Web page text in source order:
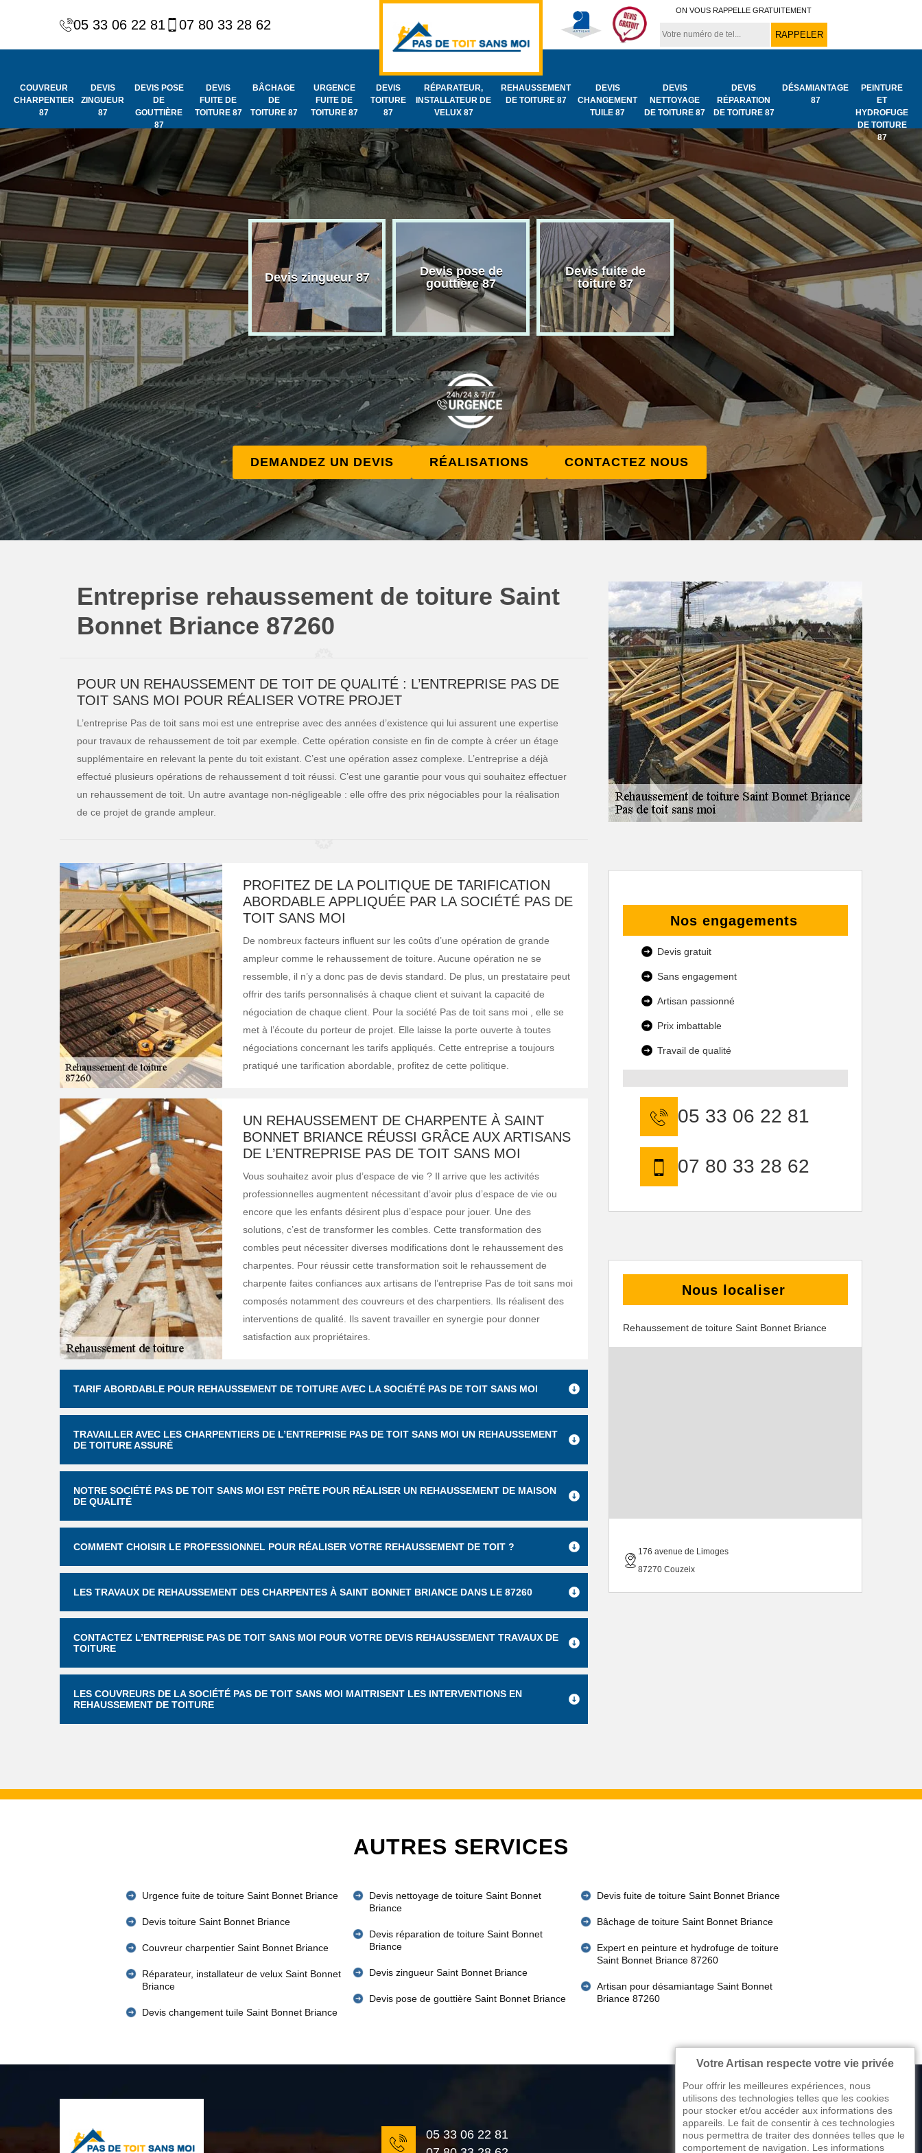
05 33 06 22 81 07 80 33 28 62
ON VOUS RAPPELLE GRATUITEMENT
COUVREUR
CHARPENTIER
87
DEVIS
ZINGUEUR
87
DEVIS POSE
DE
GOUTTIÈRE
87
DEVIS
FUITE DE
TOITURE 87
BÂCHAGE
DE
TOITURE 87
URGENCE
FUITE DE
TOITURE 87
DEVIS
TOITURE
87
RÉPARATEUR,
INSTALLATEUR DE
VELUX 87
REHAUSSEMENT
DE TOITURE 87
DEVIS
CHANGEMENT
TUILE 87
DEVIS
NETTOYAGE
DE TOITURE 87
DEVIS
RÉPARATION
DE TOITURE 87
DÉSAMIANTAGE
87
PEINTURE
ET
HYDROFUGE
DE TOITURE
87
et
de
Couvreur
charpentier 87
Devis zingueur 87
Devis pose de
gouttière 87
Devis fuite de
toiture 87
Bâchage de toiture
87
Urgence
toiture 87
DEMANDEZ UN DEVIS RÉALISATIONS CONTACTEZ NOUS
Entreprise rehaussement de toiture Saint
Bonnet Briance 87260
POUR UN REHAUSSEMENT DE TOIT DE QUALITÉ : L’ENTREPRISE PAS DE
TOIT SANS MOI POUR RÉALISER VOTRE PROJET
L’entreprise Pas de toit sans moi est une entreprise avec des années d’existence qui lui assurent une expertise
pour travaux de rehaussement de toit par exemple. Cette opération consiste en fin de compte à créer un étage
supplémentaire en relevant la pente du toit existant. C’est une opération assez complexe. L’entreprise a déjà
effectué plusieurs opérations de rehaussement d toit réussi. C’est une garantie pour vous qui souhaitez effectuer
un rehaussement de toit. Un autre avantage non-négligeable : elle offre des prix négociables pour la réalisation
de ce projet de grande ampleur.
PROFITEZ DE LA POLITIQUE DE TARIFICATION
ABORDABLE APPLIQUÉE PAR LA SOCIÉTÉ PAS DE
TOIT SANS MOI
De nombreux facteurs influent sur les coûts d’une opération de grande
ampleur comme le rehaussement de toiture. Aucune opération ne se
ressemble, il n’y a donc pas de devis standard. De plus, un prestataire peut
offrir des tarifs personnalisés à chaque client et suivant la capacité de
négociation de chaque client. Pour la société Pas de toit sans moi , elle se
met à l’écoute du porteur de projet. Elle laisse la porte ouverte à toutes
négociations concernant les tarifs appliqués. Cette entreprise a toujours
pratiqué une tarification abordable, profitez de cette politique.
UN REHAUSSEMENT DE CHARPENTE À SAINT
BONNET BRIANCE RÉUSSI GRÂCE AUX ARTISANS
DE L’ENTREPRISE PAS DE TOIT SANS MOI
Vous souhaitez avoir plus d’espace de vie ? Il arrive que les activités
professionnelles augmentent nécessitant d’avoir plus d’espace de vie ou
encore que les enfants désirent plus d’espace pour jouer. Une des
solutions, c’est de transformer les combles. Cette transformation des
combles peut nécessiter diverses modifications dont le rehaussement des
charpentes. Pour réussir cette transformation soit le rehaussement de
charpente faites confiances aux artisans de l’entreprise Pas de toit sans moi
composés notamment des couvreurs et des charpentiers. Ils réalisent des
interventions de qualité. Ils savent travailler en synergie pour donner
satisfaction aux propriétaires.
TARIF ABORDABLE POUR REHAUSSEMENT DE TOITURE AVEC LA SOCIÉTÉ PAS DE TOIT SANS MOI
TRAVAILLER AVEC LES CHARPENTIERS DE L’ENTREPRISE PAS DE TOIT SANS MOI UN REHAUSSEMENT
DE TOITURE ASSURÉ
NOTRE SOCIÉTÉ PAS DE TOIT SANS MOI EST PRÊTE POUR RÉALISER UN REHAUSSEMENT DE MAISON
DE QUALITÉ
COMMENT CHOISIR LE PROFESSIONNEL POUR RÉALISER VOTRE REHAUSSEMENT DE TOIT ?
LES TRAVAUX DE REHAUSSEMENT DES CHARPENTES À SAINT BONNET BRIANCE DANS LE 87260
CONTACTEZ L’ENTREPRISE PAS DE TOIT SANS MOI POUR VOTRE DEVIS REHAUSSEMENT TRAVAUX DE
TOITURE
LES COUVREURS DE LA SOCIÉTÉ PAS DE TOIT SANS MOI MAITRISENT LES INTERVENTIONS EN
REHAUSSEMENT DE TOITURE
Nos engagements
Devis gratuit
Sans engagement
Artisan passionné
Prix imbattable
Travail de qualité
05 33 06 22 81
07 80 33 28 62
Nous localiser
Rehaussement de toiture Saint Bonnet Briance
176 avenue de Limoges
87270 Couzeix
AUTRES SERVICES
Urgence fuite de toiture Saint Bonnet Briance
Devis toiture Saint Bonnet Briance
Couvreur charpentier Saint Bonnet Briance
Réparateur, installateur de velux Saint Bonnet
Briance
Devis changement tuile Saint Bonnet Briance
Devis nettoyage de toiture Saint Bonnet
Briance
Devis réparation de toiture Saint Bonnet
Briance
Devis zingueur Saint Bonnet Briance
Devis pose de gouttière Saint Bonnet Briance
Devis fuite de toiture Saint Bonnet Briance
Bâchage de toiture Saint Bonnet Briance
Expert en peinture et hydrofuge de toiture
Saint Bonnet Briance 87260
Artisan pour désamiantage Saint Bonnet
Briance 87260
05 33 06 22 81
176 avenue de Limoges
Votre Artisan respecte votre vie privée
Pour offrir les meilleures expériences, nous
utilisons des technologies telles que les cookies
pour stocker et/ou accéder aux informations des
appareils. Le fait de consentir à ces technologies
nous permettra de traiter des données telles que le
comportement de navigation. Les informations